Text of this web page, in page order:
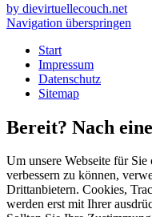
by dievirtuellecouch.net
Navigation überspringen
Start
Impressum
Datenschutz
Sitemap
Bereit? Nach
Um unsere Webseite für
verbessern zu können,
Drittanbietern. Cookies,
werden erst mit Ihrer